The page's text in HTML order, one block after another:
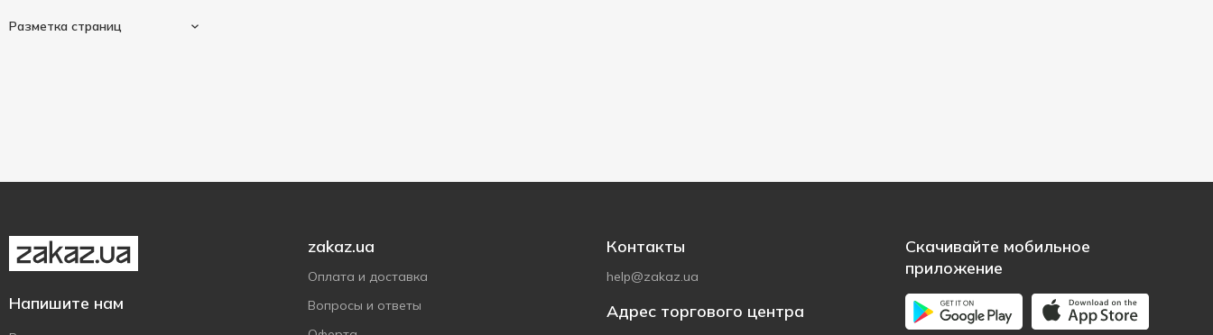
Разметка страниц
Напишите нам
zakaz.ua
Оплата и доставка
Вопросы и ответы
Контакты
help@zakaz.ua
Адрес торгового центра
Скачивайте мобильное
приложение